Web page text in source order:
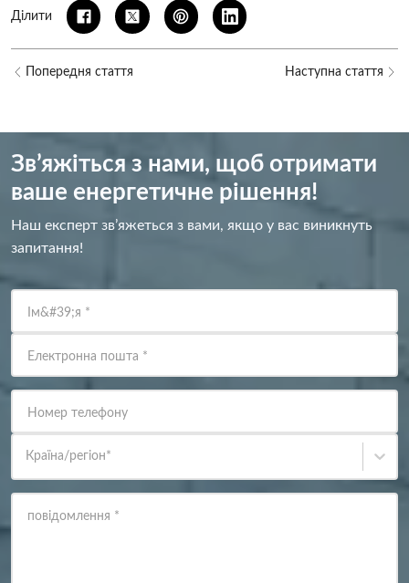
Ділити
Попередня стаття Наступна стаття
Зв’яжіться з нами, щоб отримати
ваше енергетичне рішення!
Наш експерт зв’яжеться з вами, якщо у вас виникнуть
запитання!
Ім&#39;я *
Електронна пошта *
Номер телефону
Країна/регіон*
повідомлення *